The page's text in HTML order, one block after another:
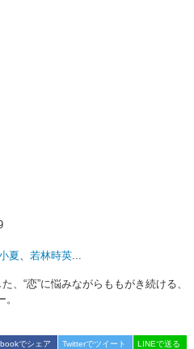
夏、 若林時英...
、“恋”に悩みながらももがき続ける、
でシェア Twitterでツイート LINEで送る